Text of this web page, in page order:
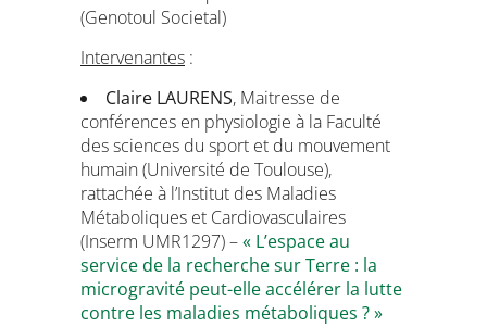
(Genotoul Societal)
Intervenantes :
Claire LAURENS, Maitresse de
conférences en physiologie à la Faculté
des sciences du sport et du mouvement
humain (Université de Toulouse),
rattachée à l’Institut des Maladies
Métaboliques et Cardiovasculaires
(Inserm UMR1297) –« L’espace au
service de la recherche sur Terre : la
microgravité peut-elle accélérer la lutte
contre les maladies métaboliques ? »